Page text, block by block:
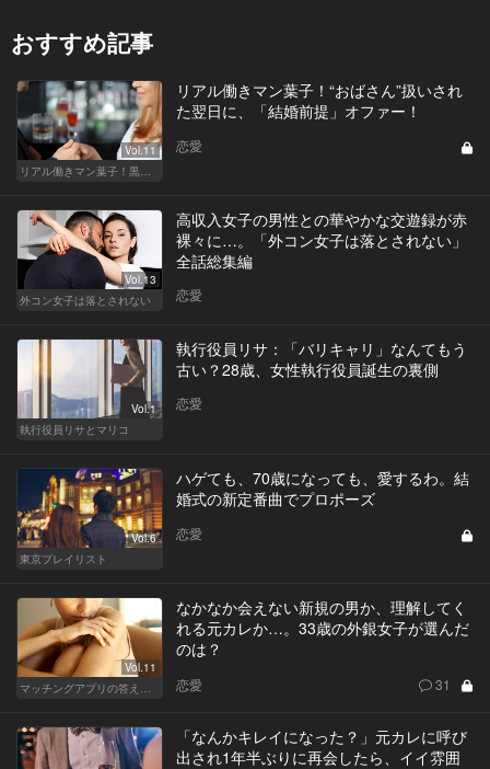
おすすめ記事
Vol.11
リアル働きマン葉子！“おばさん”扱いされ
た翌日に、「結婚前提」オファー！
恋愛
Vol.13
外コン女子は落とされない
高収入女子の男性との華やかな交遊録が赤
裸々に…。「外コン女子は落とされない」
全話総集編
恋愛
Vol.1
執行役員リサとマリコ
執行役員リサ：「バリキャリ」なんてもう
古い？28歳、女性執行役員誕生の裏側
恋愛
Vol.6
東京プレイリスト
ハゲても、70歳になっても、愛するわ。結
婚式の新定番曲でプロポーズ
恋愛
Vol.11
なかなか会えない新規の男か、理解してく
れる元カレか…。33歳の外銀女子が選んだ
のは？
恋愛 31
「なんかキレイになった？」元カレに呼び
出され1年半ぶりに再会したら、イイ雰囲